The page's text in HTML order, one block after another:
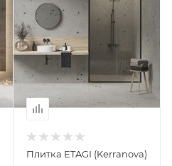
Плитка ETAGI (Kerranova)